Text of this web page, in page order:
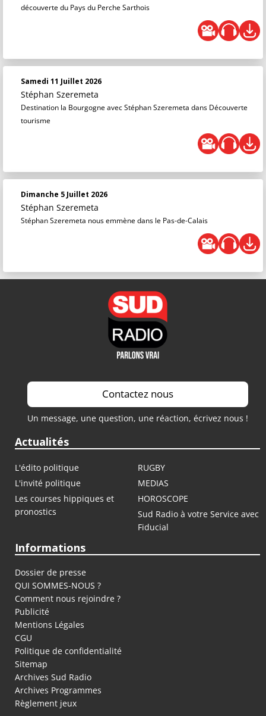
découverte du Pays du Perche Sarthois
Samedi 11 Juillet 2026
Stéphan Szeremeta
Destination la Bourgogne avec Stéphan Szeremeta dans Découverte
tourisme
Dimanche 5 Juillet 2026
Stéphan Szeremeta
Stéphan Szeremeta nous emmène dans le Pas-de-Calais
Contactez nous
Un message, une question, une réaction, écrivez nous !
Actualités
L'édito politique
RUGBY
L'invité politique
MEDIAS
Les courses hippiques et
pronostics
HOROSCOPE
Sud Radio à votre Service avec
Fiducial
Informations
Dossier de presse
QUI SOMMES-NOUS ?
Comment nous rejoindre ?
Publicité
Mentions Légales
CGU
Politique de confidentialité
Sitemap
Archives Sud Radio
Archives Programmes
Règlement jeux